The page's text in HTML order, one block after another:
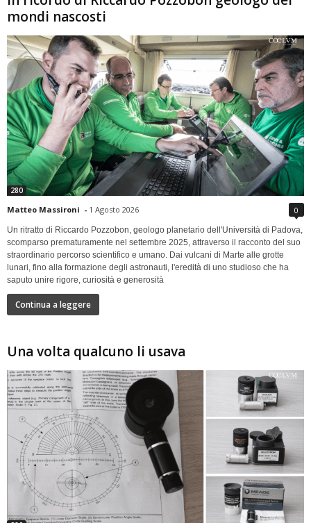
mondi nascosti
280
Matteo Massironi - 1 Agosto 2026 0
Un ritratto di Riccardo Pozzobon, geologo planetario dell'Università di Padova,
scomparso prematuramente nel settembre 2025, attraverso il racconto del suo
straordinario percorso scientifico e umano. Dai vulcani di Marte alle grotte
lunari, fino alla formazione degli astronauti, l'eredità di uno studioso che ha
saputo unire rigore, curiosità e generosità
Continua a leggere
Una volta qualcuno li usava